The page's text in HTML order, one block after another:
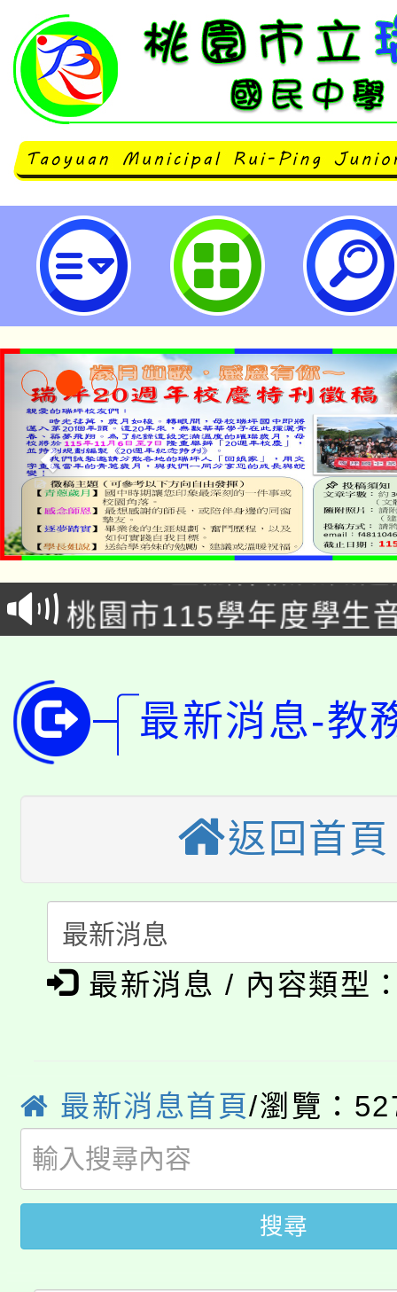
114年寒假全國高級中等以下學校
育之行政知能暨師資增能研習-桃
公告本校115學年度第
代理(課)教師甄選結果(
「2026金融保險知識
車」活動
桃園市115學年度學生
公告本校115學年度第
代理(課)教師甄選結果(
公告本校115學年度第
代理(課)教師甄選結果(
轉知中國文化大學推廣
程，歡迎學生輔導中心
心理、諮商輔導、社會
系所師生報名參加。
縣市「校園短影音徵
門員」簡章及活動海報
踴躍報名參加。
桃園市115學年度學生
「桃園市補助參觀特色
展演活動實施計畫」
115年度「教育部表揚
義教育推展貢獻獎」
公告本校115學年度第
代理(課)教師甄選結果(
「2026金融保險知識
生本土語及新住民語歌
公告本校115學年度第
代理(課)教師甄選結果(
公告本校115學年度第
代理(課)教師甄選結果(
轉知中國文化大學推廣
《TA101》溝通分析基
轉知苗栗縣政府辦理
最新消息-教
返回首頁
最新消息 / 內容類型
最新消息首頁/瀏覽：
搜尋